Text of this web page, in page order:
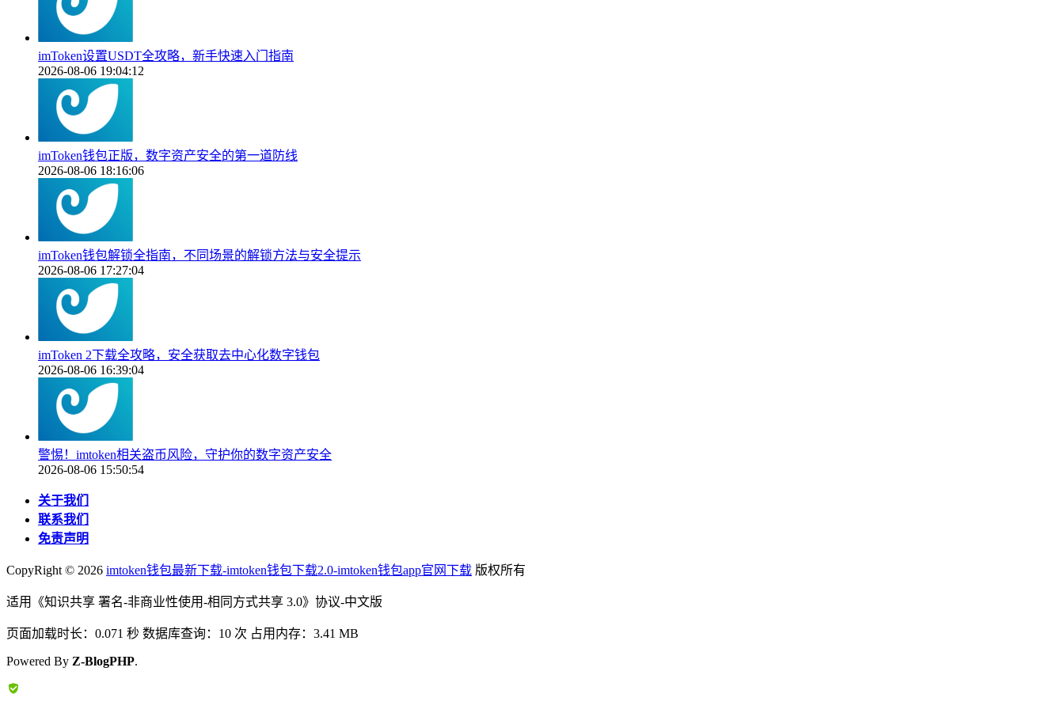
imToken设置USDT全攻略，新手快速入门指南
2026-08-06 19:04:12
imToken钱包正版，数字资产安全的第一道防线
2026-08-06 18:16:06
imToken钱包解锁全指南，不同场景的解锁方法与安全提示
2026-08-06 17:27:04
imToken 2下载全攻略，安全获取去中心化数字钱包
2026-08-06 16:39:04
警惕！imtoken相关盗币风险，守护你的数字资产安全
2026-08-06 15:50:54
关于我们
联系我们
免责声明
CopyRight © 2026 imtoken钱包最新下载-imtoken钱包下载2.0-imtoken钱包app官网下载 版权所有
适用《知识共享 署名-非商业性使用-相同方式共享 3.0》协议-中文版
页面加载时长：0.071 秒 数据库查询：10 次 占用内存：3.41 MB
Powered By Z-BlogPHP.